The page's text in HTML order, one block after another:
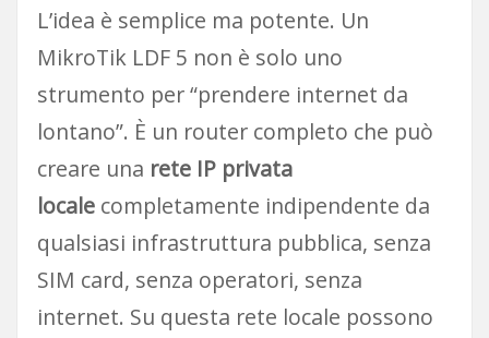
L’idea è semplice ma potente. Un
MikroTik LDF 5 non è solo uno
strumento per “prendere internet da
lontano”. È un router completo che può
creare una rete IP privata
localecompletamente indipendente da
qualsiasi infrastruttura pubblica, senza
SIM card, senza operatori, senza
internet. Su questa rete locale possono